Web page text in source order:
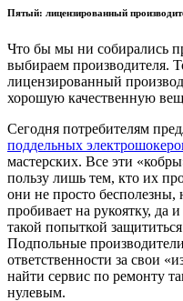
Пятый: лицензированный
Что бы мы ни собирались
выбираем производителя.
лицензированный
хорошую качественную
Сегодня потребителям
поддельных
мастерских. Все эти
пользу лишь тем, кто их
они не просто бесполезны,
пробивает на рукоятку, да
такой попыткой
Подпольные
ответственности за свои
найти сервис по ремонту
нулевым.